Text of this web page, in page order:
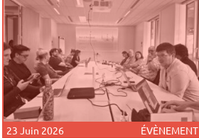
23 Juin 2026 ÉVÈNEMENT